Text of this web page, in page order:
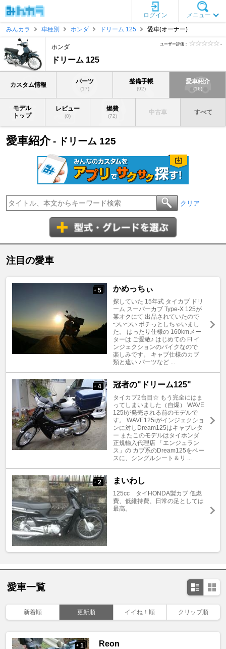
メニュー
ログイン
みんカラ
車種別 ホンダ ドリーム 125 愛車(オーナー)
ホンダ
ドリーム 125
ユーザー評価： -
カスタム情報 パーツ
(17)
整備手帳
(92)
愛車紹介
(16)
モデル
トップ
レビュー
(0)
燃費
(72)
中古車 すべて
愛車紹介- ドリーム 125
クリア
注目の愛車
+ 5 かめっちぃ
探していた 15年式 タイカブ ドリ
ーム スーパーカブ Type‐X 125が
某オクにて 出品されていたので
ついつい ポチっとしちゃいまし
た。 はったり仕様の 160kmメー
ターは ご愛敬♪ はじめての FI イ
ンジェクションのバイクなので
楽しみです。 キャブ仕様のカブ
類と違い パーツなど ...
+ 4 冠者の"ドリーム125"
タイカブ2台目☆ もう完全にはま
ってしまいました（自爆） WAVE
125iが発売される前のモデルで
す。 WAVE125iがインジェクショ
ンに対しDream125はキャブレタ
ー またこのモデルはタイホンダ
正規輸入代理店 「エンジュラン
ス」の カブ系のDream125をベー
スに、シングルシート＆リ ...
+ 2 まいわし
125cc タイHONDA製カブ 低燃
費、低維持費、日常の足としては
最高。
愛車一覧
新着順 更新順 イイね！順 クリップ順
+ 1 Reon